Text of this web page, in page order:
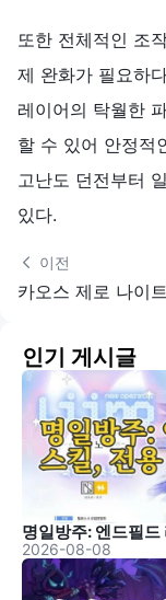
또한 전체적인 조
제 완화가 필요하
레이어의 탁월한
할 수 있어 안정적
고난도 던전부터
있다.
이전
인기 게시글
2026-08-08